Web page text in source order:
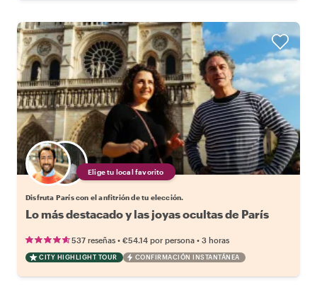
Elige tu local favorito
Disfruta París con el anfitrión de tu elección.
Lo más destacado y las joyas ocultas de París
537 reseñas • €54.14 por persona • 3 horas
CITY HIGHLIGHT TOUR CONFIRMACIÓN INSTANTÁNEA